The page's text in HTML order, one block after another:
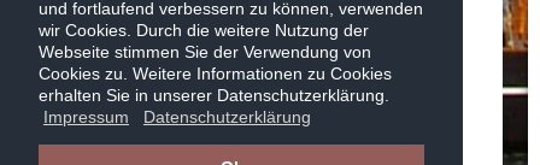
und fortlaufend verbessern zu können, verwenden
wir Cookies. Durch die weitere Nutzung der
Webseite stimmen Sie der Verwendung von
Cookies zu. Weitere Informationen zu Cookies
erhalten Sie in unserer Datenschutzerklärung.
Impressum
Datenschutzerklärung
Datenschutz*
Ich habe dieDatenschutzerklärung
und akzeptiere diese.
Absenden